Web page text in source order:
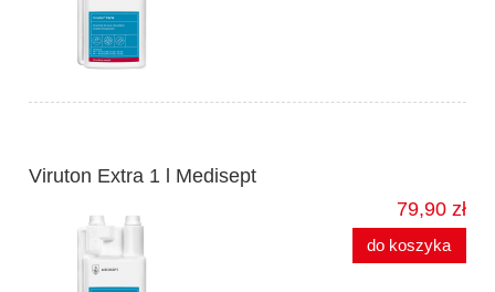
Viruton Extra 1 l Medisept
79,90 zł
do koszyka